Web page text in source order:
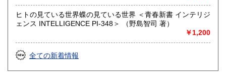
ヒトの見ている世界蝶の見ている世界 ＜青春新書 インテリジ
ェンス INTELLIGENCE PI-348＞ （野島智司 著）
￥1,200
全ての新着情報